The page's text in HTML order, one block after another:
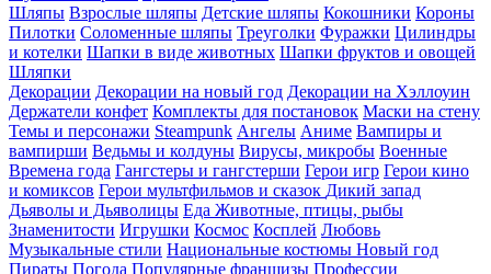
Шляпы Взрослые шляпы Детские шляпы Кокошники Короны
Пилотки Соломенные шляпы Треуголки Фуражки Цилиндры
и котелки Шапки в виде животных Шапки фруктов и овощей
Шляпки
Декорации Декорации на новый год Декорации на Хэллоуин
Держатели конфет Комплекты для постановок Маски на стену
Темы и персонажи Steampunk Ангелы Аниме Вампиры и
вампирши Ведьмы и колдуны Вирусы, микробы Военные
Времена года Гангстеры и гангстерши Герои игр Герои кино
и комиксов Герои мультфильмов и сказок Дикий запад
Дьяволы и Дьяволицы Еда Животные, птицы, рыбы
Знаменитости Игрушки Космос Косплей Любовь
Музыкальные стили Национальные костюмы Новый год
Пираты Погода Популярные франшизы Профессии